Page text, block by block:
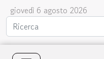
giovedì 6 agosto 2026